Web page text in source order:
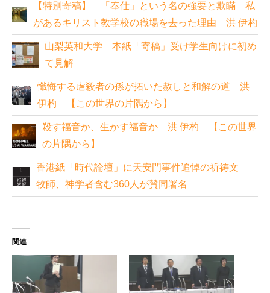
【特別寄稿】 「奉仕」という名の強要と欺瞞 私
があるキリスト教学校の職場を去った理由 洪 伊杓
山梨英和大学 本紙「寄稿」受け学生向けに初め
て見解
懺悔する虐殺者の孫が拓いた赦しと和解の道 洪
伊杓 【この世界の片隅から】
殺す福音か、生かす福音か 洪 伊杓 【この世界
の片隅から】
香港紙「時代論壇」に天安門事件追悼の祈祷文
牧師、神学者含む360人が賛同署名
関連